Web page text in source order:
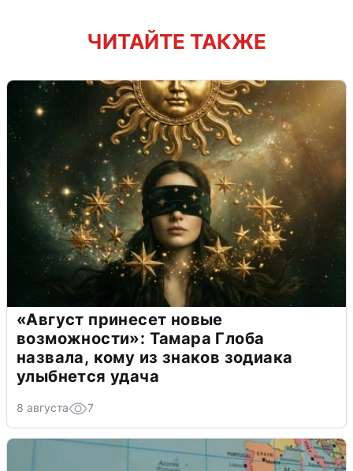
ЧИТАЙТЕ ТАКЖЕ
«Август принесет новые
возможности»: Тамара Глоба
назвала, кому из знаков зодиака
улыбнется удача
8 августа 7